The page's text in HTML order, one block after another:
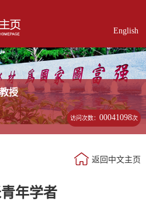
English
教授
访问次数：00041098次
返回中文主页
年学者